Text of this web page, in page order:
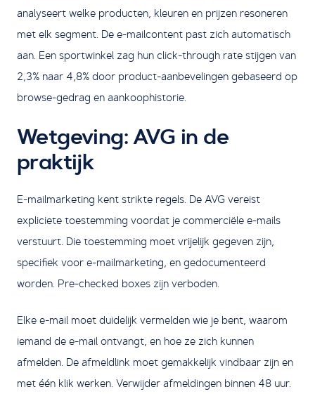
analyseert welke producten, kleuren en prijzen resoneren
met elk segment. De e-mailcontent past zich automatisch
aan. Een sportwinkel zag hun click-through rate stijgen van
2,3% naar 4,8% door product-aanbevelingen gebaseerd op
browse-gedrag en aankoophistorie.
Wetgeving: AVG in de
praktijk
E-mailmarketing kent strikte regels. De AVG vereist
expliciete toestemming voordat je commerciële e-mails
verstuurt. Die toestemming moet vrijelijk gegeven zijn,
specifiek voor e-mailmarketing, en gedocumenteerd
worden. Pre-checked boxes zijn verboden.
Elke e-mail moet duidelijk vermelden wie je bent, waarom
iemand de e-mail ontvangt, en hoe ze zich kunnen
afmelden. De afmeldlink moet gemakkelijk vindbaar zijn en
met één klik werken. Verwijder afmeldingen binnen 48 uur.